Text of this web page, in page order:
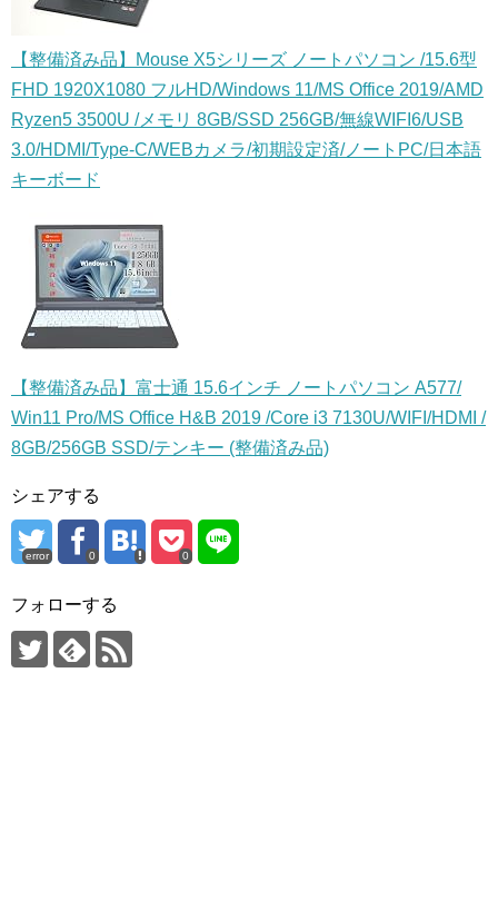
【整備済み品】Mouse X5シリーズ ノートパソコン /15.6型
FHD 1920X1080 フルHD/Windows 11/MS Office 2019/AMD
Ryzen5 3500U /メモリ 8GB/SSD 256GB/無線WIFI6/USB
3.0/HDMI/Type-C/WEBカメラ/初期設定済/ノートPC/日本語
キーボード
【整備済み品】富士通 15.6インチ ノートパソコン A577/
Win11 Pro/MS Office H&B 2019 /Core i3 7130U/WIFI/HDMI /
8GB/256GB SSD/テンキー (整備済み品)
シェアする
error 0 0
フォローする